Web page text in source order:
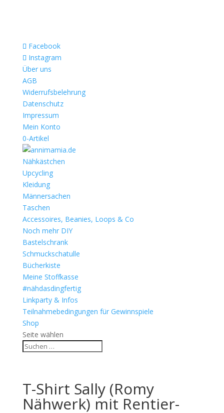
Facebook
Instagram
Über uns
AGB
Widerrufsbelehrung
Datenschutz
Impressum
Mein Konto
0-Artikel
Nähkästchen
Upcycling
Kleidung
Männersachen
Taschen
Accessoires, Beanies, Loops & Co
Noch mehr DIY
Bastelschrank
Schmuckschatulle
Bücherkiste
Meine Stoffkasse
#nähdasdingfertig
Linkparty & Infos
Teilnahmebedingungen für Gewinnspiele
Shop
Seite wählen
T-Shirt Sally (Romy
Nähwerk) mit Rentier-